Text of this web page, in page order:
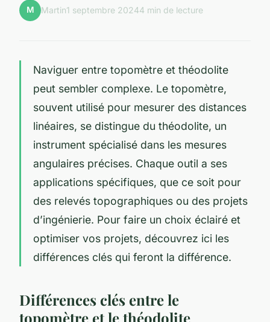
M Martin1 septembre 20244 min de lecture
Naviguer entre topomètre et théodolite
peut sembler complexe. Le topomètre,
souvent utilisé pour mesurer des distances
linéaires, se distingue du théodolite, un
instrument spécialisé dans les mesures
angulaires précises. Chaque outil a ses
applications spécifiques, que ce soit pour
des relevés topographiques ou des projets
d’ingénierie. Pour faire un choix éclairé et
optimiser vos projets, découvrez ici les
différences clés qui feront la différence.
Différences clés entre le
topomètre et le théodolite